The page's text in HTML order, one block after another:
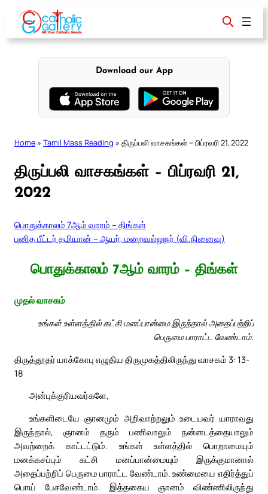
content
Download our App
Home » Tamil Mass Reading » திருப்பலி வாசகங்கள் – பிப்ரவரி 21, 2022
திருப்பலி வாசகங்கள் – பிப்ரவரி 21,
2022
பொதுக்காலம் 7ஆம் வாரம் – திங்கள்
புனித பீட்டர் தமியான் – ஆயர், மறைவல்லுநர் (வி.நினைவு)
பொதுக்காலம் 7ஆம் வாரம் – திங்கள்
முதல் வாசகம்
உங்கள் உள்ளத்தில் கட்சி மனப்பான்மை இருந்தால் அதைப்பற்றிப்
பெருமை பாராட்ட வேண்டாம்.
திருத்தூதர் யாக்கோபு எழுதிய திருமுகத்திலிருந்து வாசகம் 3: 13-
18
அன்புக்குரியவர்களே,
உங்களிடையே ஞானமும் அறிவாற்றலும் உடையவர் யாராவது
இருந்தால், ஞானம் தரும் பணிவாலும் நன்னடத்தையாலும்
அவற்றைக் காட்டட்டும். உங்கள் உள்ளத்தில் பொறாமையும்
மனக்கசப்பும் கட்சி மனப்பான்மையும் இருக்குமானால்
அதைப்பற்றிப் பெருமை பாராட்ட வேண்டாம். உண்மையை எதிர்த்துப்
பொய் பேசவேண்டாம். இத்தகைய ஞானம் விண்ணிலிருந்து